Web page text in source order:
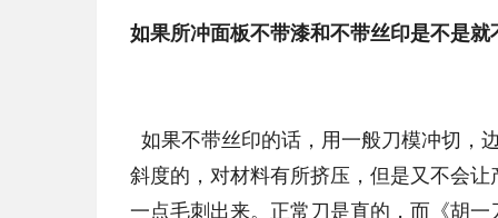
如果所冲面板不带漆和不带丝印是不是
如果不带丝印的话，用一般刀模冲切，
斜度的，对材料有所挤压，但是又不会
一点毛刺出来。正常刀是直的，而《胡